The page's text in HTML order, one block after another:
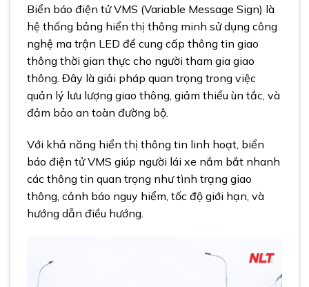
Biển báo điện tử VMS (Variable Message Sign) là
hệ thống bảng hiển thị thông minh sử dụng công
nghệ ma trận LED để cung cấp thông tin giao
thông thời gian thực cho người tham gia giao
thông. Đây là giải pháp quan trọng trong việc
quản lý lưu lượng giao thông, giảm thiểu ùn tắc, và
đảm bảo an toàn đường bộ.
Với khả năng hiển thị thông tin linh hoạt, biển
báo điện tử VMS giúp người lái xe nắm bắt nhanh
các thông tin quan trọng như tình trạng giao
thông, cảnh báo nguy hiểm, tốc độ giới hạn, và
hướng dẫn điều hướng.